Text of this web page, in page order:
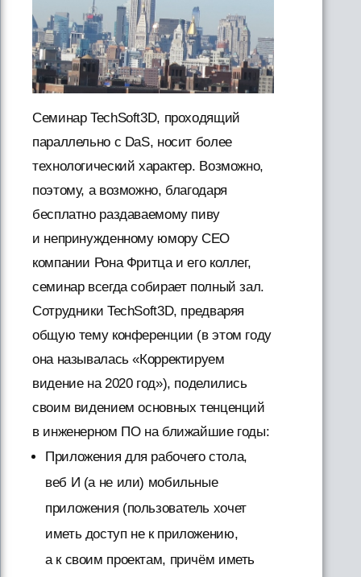
Семинар TechSoft3D, проходящий
параллельно с DaS, носит более
технологический характер. Возможно,
поэтому, а возможно, благодаря
бесплатно раздаваемому пиву
и непринужденному юмору CEO
компании Рона Фритца и его коллег,
семинар всегда собирает полный зал.
Сотрудники TechSoft3D, предваряя
общую тему конференции (в этом году
она называлась «Корректируем
видение на 2020 год»), поделились
своим видением основных тенценций
в инженерном ПО на ближайшие годы:
Приложения для рабочего стола,
веб И (а не или) мобильные
приложения (пользователь хочет
иметь доступ не к приложению,
а к своим проектам, причём иметь